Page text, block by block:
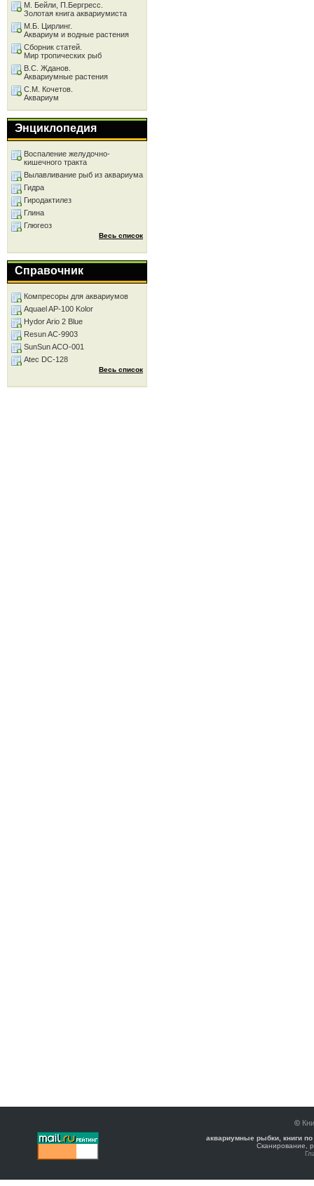
М. Бейли, П.Бергресс.
Золотая книга аквариумиста
М.Б. Цирлинг.
Аквариум и водные растения
Сборник статей.
Мир тропических рыб
В.С. Жданов.
Аквариумные растения
С.М. Кочетов.
Аквариум
Энциклопедия
Воспаление желудочно-
кишечного тракта
Вылавливание рыб из аквариума
Гидра
Гиродактилез
Глина
Глюгеоз
Весь список
Справочник
Компресоры для аквариумов
Aquael AP-100 Kolor
Hydor Ario 2 Blue
Resun AC-9903
SunSun ACO-001
Atec DC-128
Весь список
©
аквариумные рыбки, книги
Сканирование,